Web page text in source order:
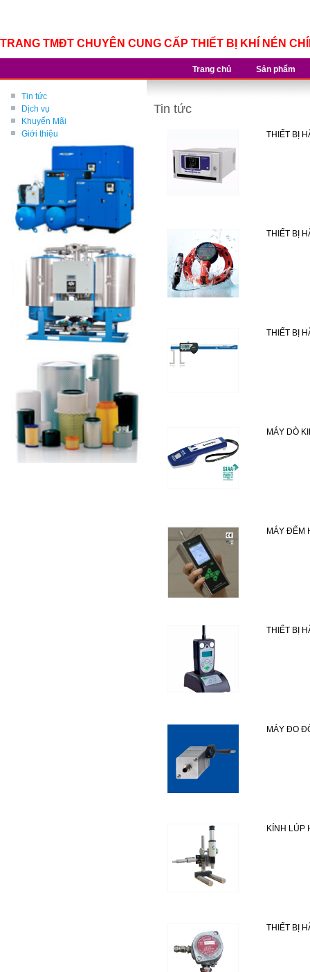
TRANG TMĐT CHUYÊN CUNG CẤP THIẾT BỊ KHÍ NÉN
Trang chủ Sản phẩm
Tin tức
Dịch vụ
Khuyến Mãi
Giới thiệu
Tin tức
THIẾT BỊ
THIẾT BỊ
THIẾT BỊ
MÁY DÒ
MÁY ĐẾM
THIẾT BỊ
MÁY ĐO
KÍNH LÚP
THIẾT BỊ